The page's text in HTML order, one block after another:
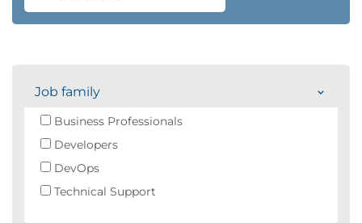
Job family
Business Professionals
Developers
DevOps
Technical Support